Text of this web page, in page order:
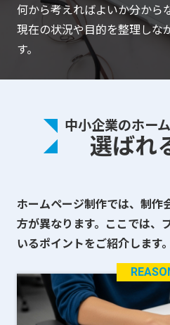
何から考えればよいか分から
現在の状況や目的を整理しな
す。
中小企業のホー
選ばれ
ホームページ制作では、制作
方が異なります。 ここでは、
いるポイントをご紹介します。